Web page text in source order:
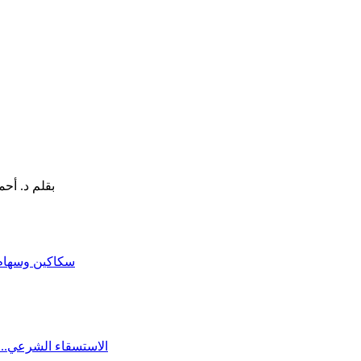
سكاكين
الاستسقاء